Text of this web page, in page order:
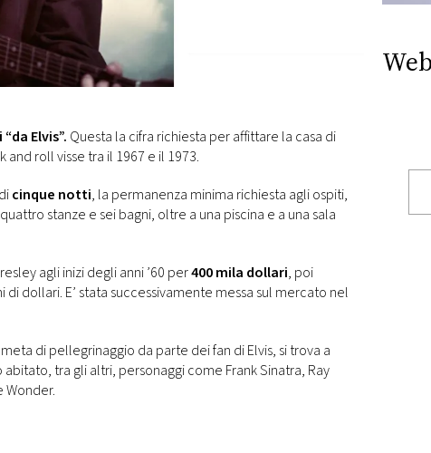
Elvis”. Questa la cifra richiesta per affittare la casa di
and roll visse tra il 1967 e il 1973.
cinque notti, la permanenza minima richiesta agli ospiti,
stanze e sei bagni, oltre a una piscina e a una sala
agli inizi degli anni ’60 per400 mila dollari, poi
dollari. E’ stata successivamente messa sul mercato nel
di pellegrinaggio da parte dei fan di Elvis, si trova a
tra gli altri, personaggi come Frank Sinatra, Ray
Wonder.